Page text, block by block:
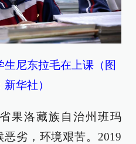
尼东拉毛在上课（图
华社）
果洛藏族自治州班玛
劣，环境艰苦。2019